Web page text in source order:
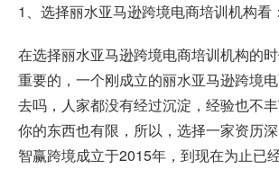
1、选择丽水亚马逊跨境电商培训机构看
在选择丽水亚马逊跨境电商培训机构的
重要的，一个刚成立的丽水亚马逊跨境
去吗，人家都没有经过沉淀，经验也不
你的东西也有限，所以，选择一家资历深
智赢跨境成立于2015年，到现在为止已